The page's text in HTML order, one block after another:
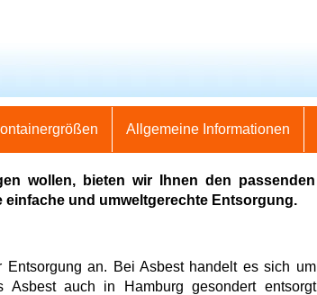
Allgemeine Informationen
wollen, bieten wir Ihnen den passenden
und umweltgerechte Entsorgung.
Entsorgung an. Bei Asbest handelt es sich um
Asbest auch in Hamburg gesondert entsorgt